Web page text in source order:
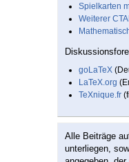
Spielkarten
Weiterer
goLaTeX
LaTeX.org
TeXnique.fr
Alle Beiträge
unterliegen,